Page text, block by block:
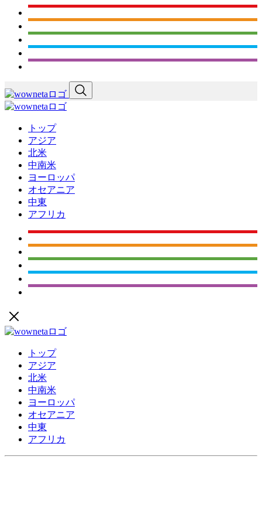
トップ
アジア
北米
中南米
ヨーロッパ
オセアニア
中東
アフリカ
トップ
アジア
北米
中南米
ヨーロッパ
オセアニア
中東
アフリカ